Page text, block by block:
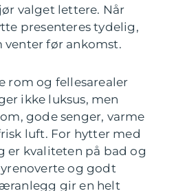
valget lettere. Når
presenteres tydelig,
venter før ankomst.
rom og fellesarealer
ikke luksus, men
gode senger, varme
luft. For hytter med
er kvaliteten på bad og
og godt
gir en helt